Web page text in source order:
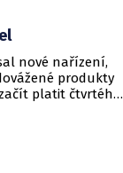
nové nařízení,
produkty
platit čtvrtého